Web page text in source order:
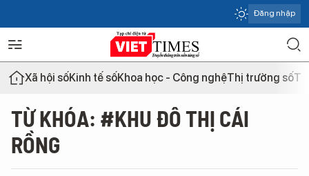
Đăng nhập
Xã hội sốKinh tế sốKhoa học - Công nghệThị trường số
TỪ KHÓA: #KHU ĐÔ THỊ CÁI
RỒNG